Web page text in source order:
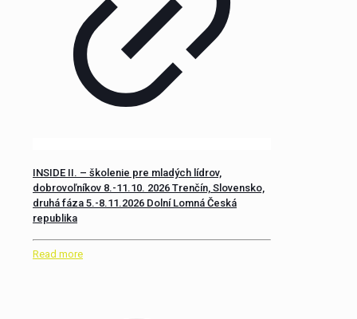
INSIDE II. – školenie pre mladých lídrov,
dobrovoľníkov 8.-11.10. 2026 Trenčín, Slovensko,
druhá fáza 5.-8.11.2026 Dolní Lomná Česká
republika
Read more